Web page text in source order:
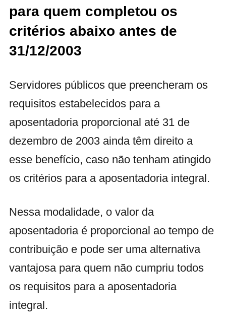
para quem completou os
critérios abaixo antes de
31/12/2003
Servidores públicos que preencheram os
requisitos estabelecidos para a
aposentadoria proporcional até 31 de
dezembro de 2003 ainda têm direito a
esse benefício, caso não tenham atingido
os critérios para a aposentadoria integral.
Nessa modalidade, o valor da
aposentadoria é proporcional ao tempo de
contribuição e pode ser uma alternativa
vantajosa para quem não cumpriu todos
os requisitos para a aposentadoria
integral.